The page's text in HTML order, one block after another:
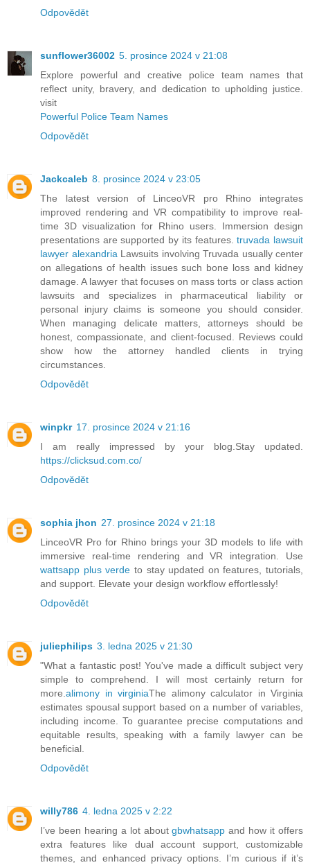
Odpovědět
sunflower36002 5. prosince 2024 v 21:08
Explore powerful and creative police team names that
reflect unity, bravery, and dedication to upholding justice.
visit
Powerful Police Team Names
Odpovědět
Jackcaleb 8. prosince 2024 v 23:05
The latest version of LinceoVR pro Rhino integrates
improved rendering and VR compatibility to improve real-
time 3D visualization for Rhino users. Immersion design
presentations are supported by its features.truvada lawsuit
lawyer alexandria Lawsuits involving Truvada usually center
on allegations of health issues such bone loss and kidney
damage. A lawyer that focuses on mass torts or class action
lawsuits and specializes in pharmaceutical liability or
personal injury claims is someone you should consider.
When managing delicate matters, attorneys should be
honest, compassionate, and client-focused. Reviews could
show how the attorney handled clients in trying
circumstances.
Odpovědět
winpkr 17. prosince 2024 v 21:16
I am really impressed by your blog.Stay updated.
https://clicksud.com.co/
Odpovědět
sophia jhon 27. prosince 2024 v 21:18
LinceoVR Pro for Rhino brings your 3D models to life with
immersive real-time rendering and VR integration. Use
wattsapp plus verde to stay updated on features, tutorials,
and support. Elevate your design workflow effortlessly!
Odpovědět
juliephilips 3. ledna 2025 v 21:30
"What a fantastic post! You've made a difficult subject very
simple to comprehend. I will most certainly return for
more. alimony in virginiaThe alimony calculator in Virginia
estimates spousal support based on a number of variables,
including income. To guarantee precise computations and
equitable results, speaking with a family lawyer can be
beneficial.
Odpovědět
willy786 4. ledna 2025 v 2:22
I’ve been hearing a lot aboutgbwhatsapp and how it offers
extra features like dual account support, customizable
themes, and enhanced privacy options. I’m curious if it’s